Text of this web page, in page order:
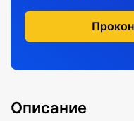
Описание